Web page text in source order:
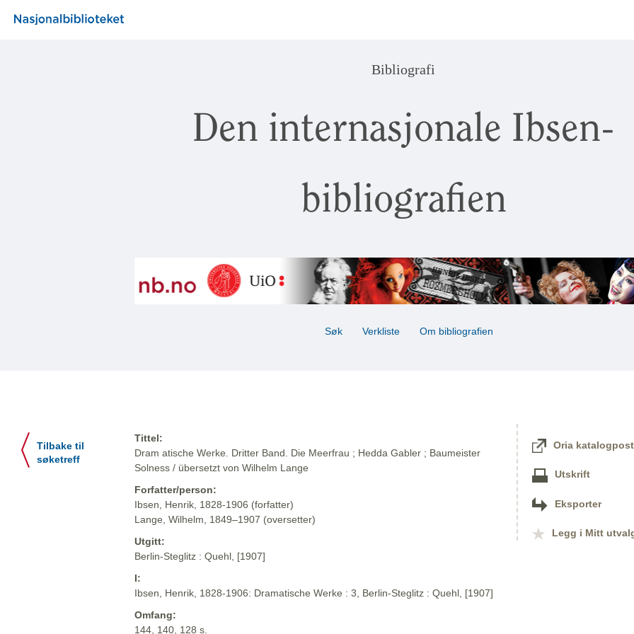
Bibliografi
Den internasjonale Ibsen-
bibliografien
Søk Verkliste Om bibliografien
Tilbake til
søketreff
Tittel:
Dram atische Werke. Dritter Band. Die Meerfrau ; Hedda Gabler ; Baumeister
Solness / übersetzt von Wilhelm Lange
Forfatter/person:
Ibsen, Henrik, 1828-1906 (forfatter)
Lange, Wilhelm, 1849–1907 (oversetter)
Utgitt:
Berlin-Steglitz : Quehl, [1907]
I:
Ibsen, Henrik, 1828-1906: Dramatische Werke : 3, Berlin-Steglitz : Quehl, [1907]
Omfang:
144, 140, 128 s.
Oria katalogpost
Utskrift
Eksporter
Legg i Mitt